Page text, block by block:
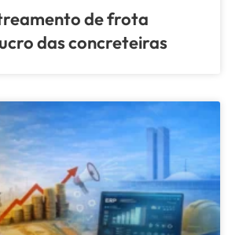
de frota
das concreteiras